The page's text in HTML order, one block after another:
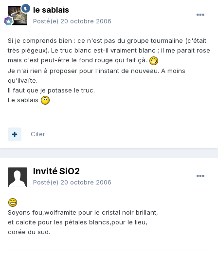
le sablais
Posté(e) 20 octobre 2006
Si je comprends bien : ce n'est pas du groupe tourmaline (c'était
très piégeux). Le truc blanc est-il vraiment blanc ; il me parait rose
mais c'est peut-être le fond rouge qui fait çà.
Je n'ai rien à proposer pour l'instant de nouveau. A moins
qu'ilvaïte.
Il faut que je potasse le truc.
Le sablais
Citer
Invité SiO2
Posté(e) 20 octobre 2006
Soyons fou,wolframite pour le cristal noir brillant,
et calcite pour les pétales blancs,pour le lieu,
corée du sud.